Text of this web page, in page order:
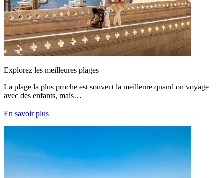
Explorez les meilleures plages
La plage la plus proche est souvent la meilleure quand on voyage
avec des enfants, mais…
En savoir plus